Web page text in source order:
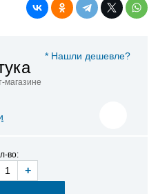
* Нашли дешевле?
магазине
во:
+